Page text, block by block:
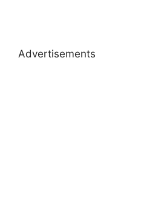
Advertisements